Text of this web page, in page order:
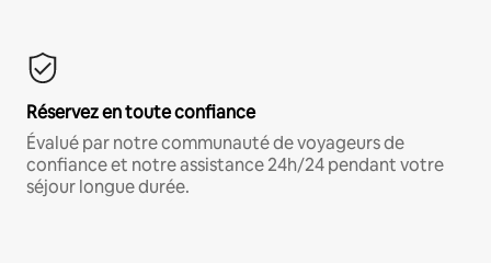
Réservez en toute confiance
Évalué par notre communauté de voyageurs de
confiance et notre assistance 24h/24 pendant votre
séjour longue durée.